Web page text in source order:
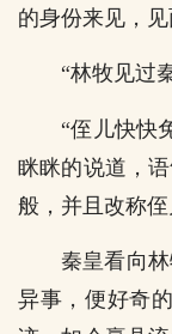
的身份来见，见
“林牧见过
“侄儿快快
眯眯的说道，
般，并且改称侄
秦皇看向
异事，便好奇